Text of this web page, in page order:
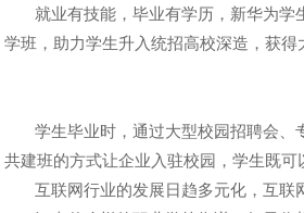
就业有技能，毕业有学历，新华为学
学班，助力学生升入统招高校深造，获得
学生毕业时，通过大型校园招聘会、
共建班的方式让企业入驻校园，学生既可
互联网行业的发展日趋多元化，互联网